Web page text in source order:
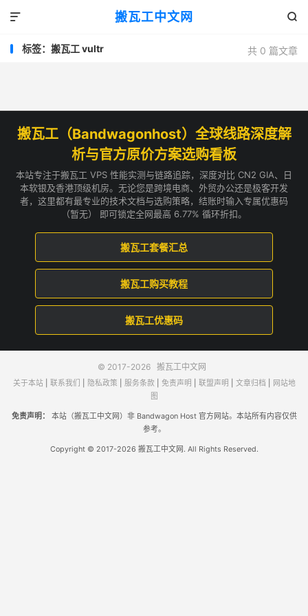
搬瓦工中文网 

共 0 篇文章
标签：搬瓦工 vultr
搬瓦工（Bandwagonhost）全球线路深度解
析与官方原价方案选购看板
本站专注于搬瓦工 VPS 性能实测与链路追踪，深度对比 CN2 GIA、日
本软银及香港顶级机房。无论您是跨境电商、外贸办公还是极客开发
者，这里都有最专业的技术文档与选购策略，结账时输入专属优惠码
（暂无） 即可锁定全网最高 6.77% 循环折扣。
搬瓦工套餐汇总
搬瓦工购买教程
搬瓦工优惠码
© 2017-2026 搬瓦工中文网
关于本站| 联系我们 隐私政策 服务条款 免责声明 联盟声明 文章归档
网站地
图
免责声明：
本站（搬瓦工中文网）非 Bandwagon Host 官方网站。本站所有内容仅供
参考。
Copyright © 2017-2026 搬瓦工中文网. All Rights Reserved.